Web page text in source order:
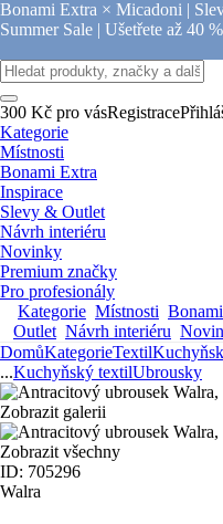
Bonami Extra × Micadoni |
Summer Sale | Ušetřete až 40
300 Kč pro vásRegistrace
Kategorie
Místnosti
Bonami Extra
Inspirace
Slevy & Outlet
Návrh interiéru
Novinky
Premium značky
Pro profesionály
Kategorie Místnosti
Outlet Návrh interiéru
DomůKategorieTextil
...Kuchyňský textilUbrousky
Zobrazit galerii
Zobrazit všechny
ID: 705296
Walra